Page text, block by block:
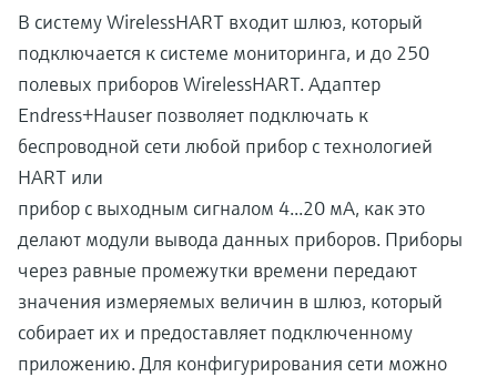
В систему WirelessHART входит шлюз, который
подключается к системе мониторинга, и до 250
полевых приборов WirelessHART. Адаптер
Endress+Hauser позволяет подключать к
беспроводной сети любой прибор с технологией
HART или
прибор с выходным сигналом 4...20 мА, как это
делают модули вывода данных приборов. Приборы
через равные промежутки времени передают
значения измеряемых величин в шлюз, который
собирает их и предоставляет подключенному
приложению. Для конфигурирования сети можно